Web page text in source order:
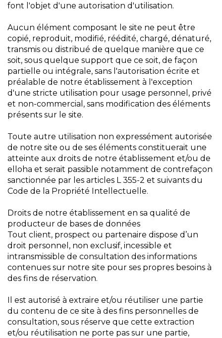
font l'objet d'une autorisation d'utilisation.
Aucun élément composant le site ne peut être
copié, reproduit, modifié, réédité, chargé, dénaturé,
transmis ou distribué de quelque manière que ce
soit, sous quelque support que ce soit, de façon
partielle ou intégrale, sans l'autorisation écrite et
préalable de notre établissement à l'exception
d'une stricte utilisation pour usage personnel, privé
et non-commercial, sans modification des éléments
présents sur le site.
Toute autre utilisation non expressément autorisée
de notre site ou de ses éléments constituerait une
atteinte aux droits de notre établissement et/ou de
elloha et serait passible notamment de contrefaçon
sanctionnée par les articles L 355-2 et suivants du
Code de la Propriété Intellectuelle.
Droits de notre établissement en sa qualité de
producteur de bases de données
Tout client, prospect ou partenaire dispose d’un
droit personnel, non exclusif, incessible et
intransmissible de consultation des informations
contenues sur notre site pour ses propres besoins à
des fins de réservation.
Il est autorisé à extraire et/ou réutiliser une partie
du contenu de ce site à des fins personnelles de
consultation, sous réserve que cette extraction
et/ou réutilisation ne porte pas sur une partie,